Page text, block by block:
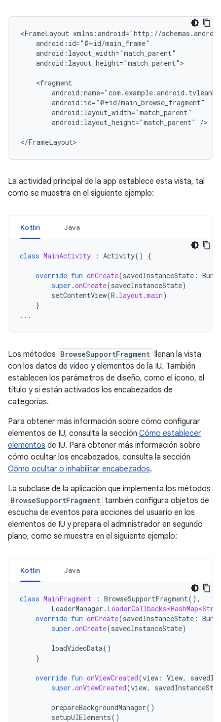
<FrameLayout
android:layout_height="match_parent">
android:layout_height="match_parent"
/>
</FrameLayout>
La actividad principal de la app establece esta vista, tal
como se muestra en el siguiente ejemplo:
Kotlin Java
class MainActivity : Activity() {
override fun onCreate(savedInstanceState :
super .onCreate(savedInstanceState)
setContentView(R . layout.main)
}
...
Los métodos BrowseSupportFragment llenan la vista
con los datos de video y elementos de la IU. También
establecen los parámetros de diseño, como el ícono, el
título y si están activados los encabezados de
categorías.
Para obtener más información sobre cómo configurar
elementos de IU, consulta la sección Cómo establecer
elementos de IU. Para obtener más información sobre
cómo ocultar los encabezados, consulta la sección
Cómo ocultar o inhabilitar encabezados.
La subclase de la aplicación que implementa los métodos
BrowseSupportFragment también configura objetos de
escucha de eventos para acciones del usuario en los
elementos de IU y prepara el administrador en segundo
plano, como se muestra en el siguiente ejemplo:
Kotlin Java
class MainFragment : BrowseSupportFragment(),
LoaderManager .
override fun onCreate(savedInstanceState :
super .onCreate(savedInstanceState)
loadVideoData()
}
override fun onViewCreated(view : View,
super .onViewCreated(view,
prepareBackgroundManager()
setupUIElements()